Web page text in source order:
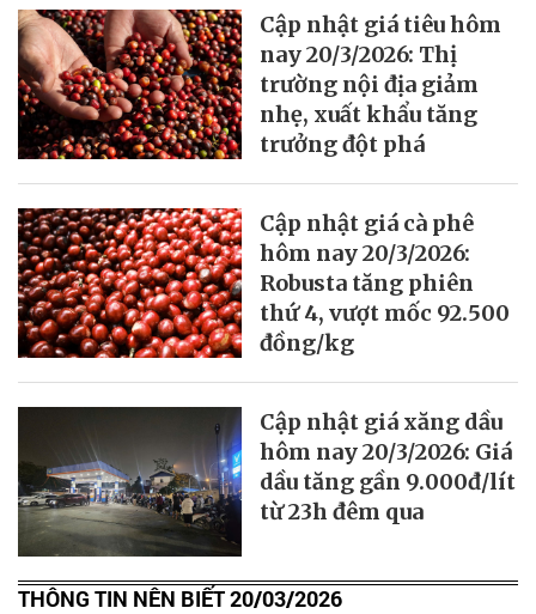
Cập nhật giá tiêu hôm
nay 20/3/2026: Thị
trường nội địa giảm
nhẹ, xuất khẩu tăng
trưởng đột phá
Cập nhật giá cà phê
hôm nay 20/3/2026:
Robusta tăng phiên
thứ 4, vượt mốc 92.500
đồng/kg
Cập nhật giá xăng dầu
hôm nay 20/3/2026: Giá
dầu tăng gần 9.000đ/lít
từ 23h đêm qua
THÔNG TIN NÊN BIẾT 20/03/2026